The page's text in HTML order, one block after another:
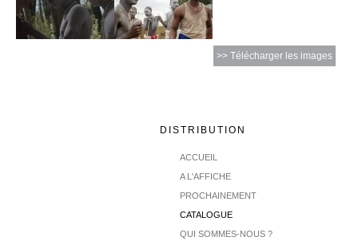
>> Télécharger les images
DISTRIBUTION
ACCUEIL
A L'AFFICHE
PROCHAINEMENT
CATALOGUE
QUI SOMMES-NOUS ?